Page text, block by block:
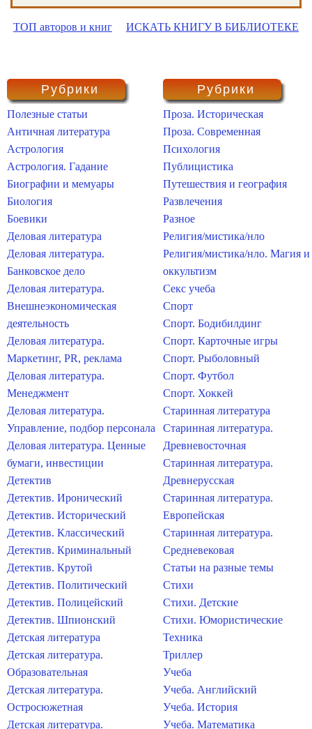
ТОП авторов и книг ИСКАТЬ КНИГУ В БИБЛИОТЕКЕ
Рубрики
Полезные статьи
Античная литература
Астрология
Астрология. Гадание
Биографии и мемуары
Биология
Боевики
Деловая литература
Деловая литература.
Банковское дело
Деловая литература.
Внешнеэкономическая
деятельность
Деловая литература.
Маркетинг, PR, реклама
Деловая литература.
Менеджмент
Деловая литература.
Управление, подбор персонала
Деловая литература. Ценные
бумаги, инвестиции
Детектив
Детектив. Иронический
Детектив. Исторический
Детектив. Классический
Детектив. Криминальный
Детектив. Крутой
Детектив. Политический
Детектив. Полицейский
Детектив. Шпионский
Детская литература
Детская литература.
Образовательная
Детская литература.
Остросюжетная
Детская литература.
Рубрики
Проза. Историческая
Проза. Современная
Психология
Публицистика
Путешествия и география
Развлечения
Разное
Религия/мистика/нло
Религия/мистика/нло. Магия и
оккультизм
Секс учеба
Спорт
Спорт. Бодибилдинг
Спорт. Карточные игры
Спорт. Рыболовный
Спорт. Футбол
Спорт. Хоккей
Старинная литература
Старинная литература.
Древневосточная
Старинная литература.
Древнерусская
Старинная литература.
Европейская
Старинная литература.
Средневековая
Статьи на разные темы
Стихи
Стихи. Детские
Стихи. Юмористические
Техника
Триллер
Учеба
Учеба. Английский
Учеба. История
Учеба. Математика